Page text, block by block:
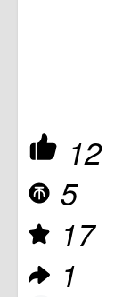
12
5
17
1